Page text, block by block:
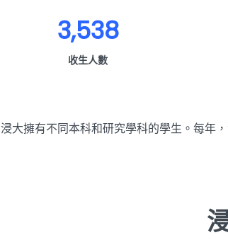
3,538
收生人數
浸大擁有不同本科和研究學科的學生。每年